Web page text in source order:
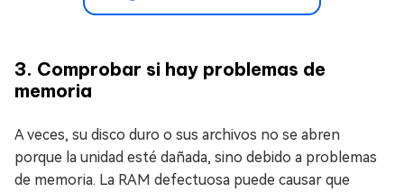
3. Comprobar si hay problemas de
memoria
A veces, su disco duro o sus archivos no se abren
porque la unidad esté dañada, sino debido a problemas
de memoria. La RAM defectuosa puede causar que